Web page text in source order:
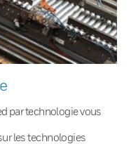
par technologie vous
les technologies